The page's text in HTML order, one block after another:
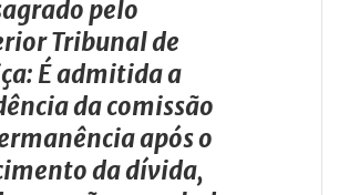
pelo
Tribunal de
É admitida a
da comissão
após o
da dívida,